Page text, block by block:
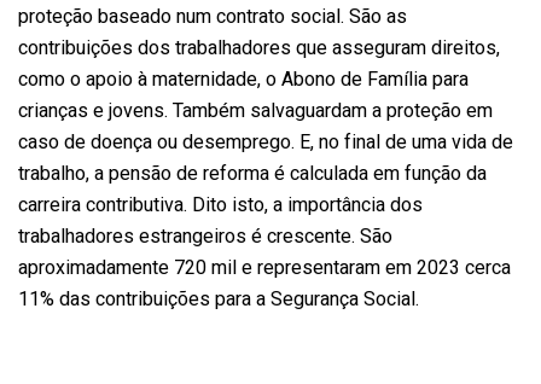
proteção baseado num contrato social. São as
contribuições dos trabalhadores que asseguram direitos,
como o apoio à maternidade, o Abono de Família para
crianças e jovens. Também salvaguardam a proteção em
caso de doença ou desemprego. E, no final de uma vida de
trabalho, a pensão de reforma é calculada em função da
carreira contributiva. Dito isto, a importância dos
trabalhadores estrangeiros é crescente. São
aproximadamente 720 mil e representaram em 2023 cerca
11% das contribuições para a Segurança Social.